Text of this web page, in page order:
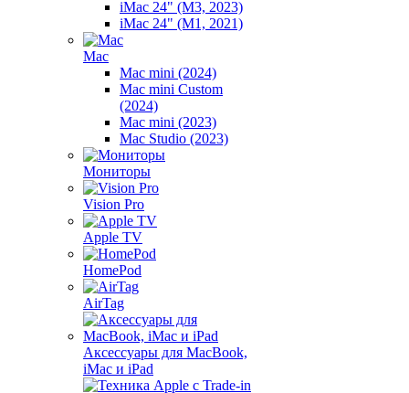
iMac 24" (M3, 2023)
iMac 24" (M1, 2021)
Mac
Mac mini (2024)
Mac mini Custom
(2024)
Mac mini (2023)
Mac Studio (2023)
Мониторы
Vision Pro
Apple TV
HomePod
AirTag
Аксессуары для MacBook,
iMac и iPad